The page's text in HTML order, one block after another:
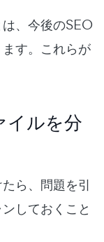
、今後のSEO
す。これらが
イルを分
ら、問題を引
しておくこと